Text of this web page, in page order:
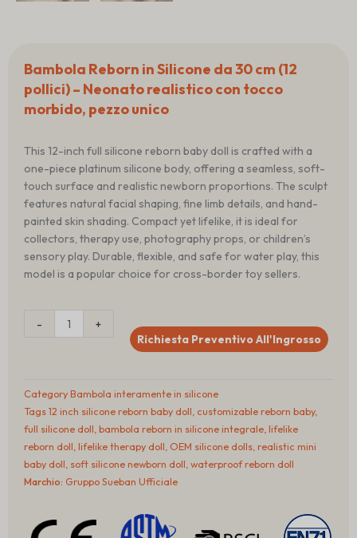
Bambola Reborn in Silicone da 30 cm (12
pollici) – Neonato realistico con tocco
morbido, pezzo unico
This 12-inch full silicone reborn baby doll is crafted with a
one-piece platinum silicone body, offering a seamless, soft-
touch surface and realistic newborn proportions. The sculpt
features natural facial shaping, fine limb details, and hand-
painted skin shading. Compact yet lifelike, it is ideal for
collectors, therapy use, photography props, or children’s
sensory play. Durable, flexible, and safe for water play, this
model is a popular choice for cross-border toy sellers.
-
Reborn
Baby
Doll
Soft
Touch
Realistic
+
Richiesta Preventivo All'Ingrosso
CategoryBambola interamente in silicone
Tags12 inch silicone reborn baby doll, customizable reborn baby,
full silicone doll,bambola reborn in silicone integrale,lifelike
reborn doll,lifelike therapy doll, OEM silicone dolls,realistic mini
baby doll, soft silicone newborn doll,waterproof reborn doll
Marchio: Gruppo Sueban Ufficiale